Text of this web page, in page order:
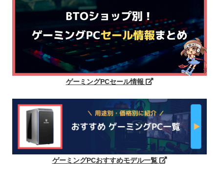
ゲーミングPCセール情報
ゲーミングPCおすすめモデル一覧